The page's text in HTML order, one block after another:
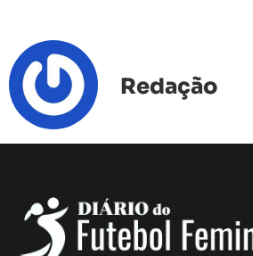
Redação